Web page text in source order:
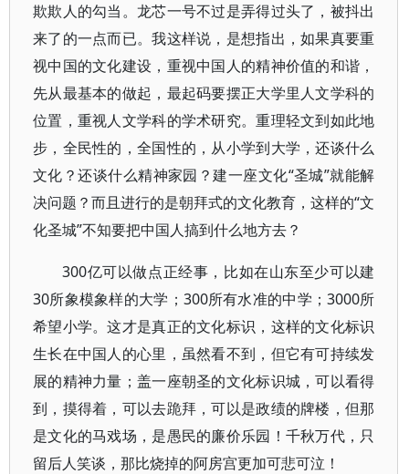
欺欺人的勾当。龙芯一号不过是弄得过头了，被抖出
来了的一点而已。我这样说，是想指出，如果真要重
视中国的文化建设，重视中国人的精神价值的和谐，
先从最基本的做起，最起码要摆正大学里人文学科的
位置，重视人文学科的学术研究。重理轻文到如此地
步，全民性的，全国性的，从小学到大学，还谈什么
文化？还谈什么精神家园？建一座文化“圣城”就能解
决问题？而且进行的是朝拜式的文化教育，这样的“文
化圣城”不知要把中国人搞到什么地方去？
300亿可以做点正经事，比如在山东至少可以建
30所象模象样的大学；300所有水准的中学；3000所
希望小学。这才是真正的文化标识，这样的文化标识
生长在中国人的心里，虽然看不到，但它有可持续发
展的精神力量；盖一座朝圣的文化标识城，可以看得
到，摸得着，可以去跪拜，可以是政绩的牌楼，但那
是文化的马戏场，是愚民的廉价乐园！千秋万代，只
留后人笑谈，那比烧掉的阿房宫更加可悲可泣！